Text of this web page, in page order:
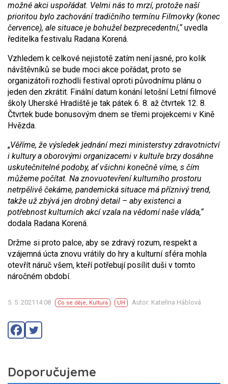
možné akci uspořádat. Velmi nás to mrzí, protože naší
prioritou bylo zachování tradičního termínu Filmovky (konec
července), ale situace je bohužel bezprecedentní,“uvedla
ředitelka festivalu Radana Korená.
Vzhledem k celkové nejistotě zatím není jasné, pro kolik
návštěvníků se bude moci akce pořádat, proto se
organizátoři rozhodli festival oproti původnímu plánu o
jeden den zkrátit. Finální datum konání letošní Letní filmové
školy Uherské Hradiště je tak pátek 6. 8. až čtvrtek 12. 8.
Čtvrtek bude bonusovým dnem se třemi projekcemi v Kině
Hvězda.
„Věříme, že výsledek jednání mezi ministerstvy zdravotnictví
i kultury a oborovými organizacemi v kultuře brzy dosáhne
uskutečnitelné podoby, ať všichni konečně víme, s čím
můžeme počítat. Na znovuotevření kulturního prostoru
netrpělivě čekáme, pandemická situace má příznivý trend,
takže už zbývá jen drobný detail – aby existenci a
potřebnost kulturních akcí vzala na vědomí naše vláda,“
dodala Radana Korená.
Držme si proto palce, aby se zdravý rozum, respekt a
vzájemná úcta znovu vrátily do hry a kulturní sféra mohla
otevřít náruč všem, kteří potřebují posílit duši v tomto
náročném období.
5. 5. 202114:08 Co se děje, Kultura UH Autor: Kateřina Háblová